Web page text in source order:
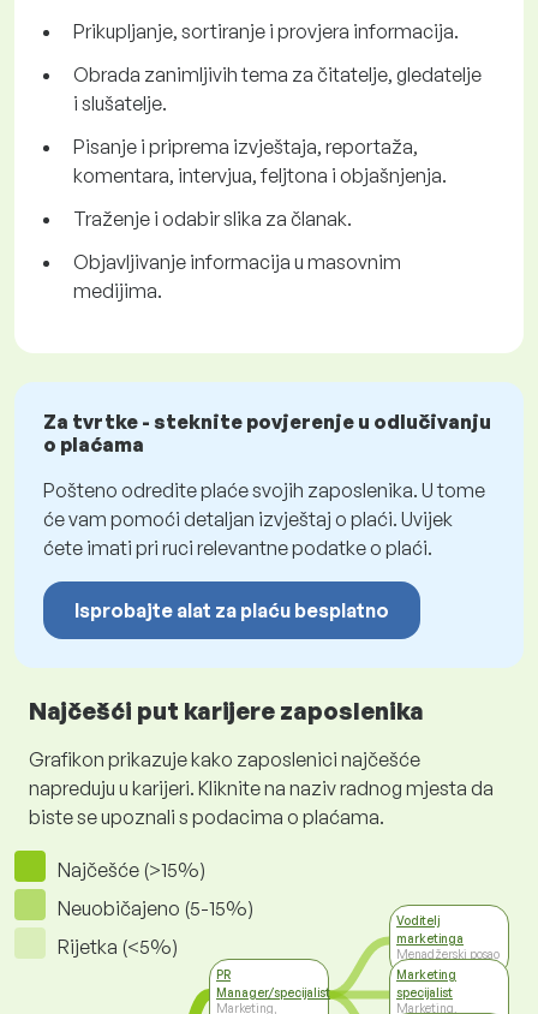
Prikupljanje, sortiranje i provjera informacija.
Obrada zanimljivih tema za čitatelje, gledatelje
i slušatelje.
Pisanje i priprema izvještaja, reportaža,
komentara, intervjua, feljtona i objašnjenja.
Traženje i odabir slika za članak.
Objavljivanje informacija u masovnim
medijima.
Za tvrtke - steknite povjerenje u odlučivanju
o plaćama
Pošteno odredite plaće svojih zaposlenika. U tome
će vam pomoći detaljan izvještaj o plaći. Uvijek
ćete imati pri ruci relevantne podatke o plaći.
Isprobajte alat za plaću besplatno
Najčešći put karijere zaposlenika
Grafikon prikazuje kako zaposlenici najčešće
napreduju u karijeri. Kliknite na naziv radnog mjesta da
biste se upoznali s podacima o plaćama.
Najčešće (>15%)
Neuobičajeno (5-15%)
Rijetka (<5%)
PR
Manager/specijalist
Marketing,
Voditelj
marketinga
Menadžerski posao
Marketing
specijalist
Marketing,